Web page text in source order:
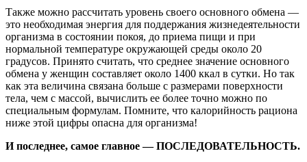
Также можно рассчитать уровень своего основного обмена —
это необходимая энергия для поддержания жизнедеятельности
организма в состоянии покоя, до приема пищи и при
нормальной температуре окружающей среды около 20
градусов. Принято считать, что среднее значение основного
обмена у женщин составляет около 1400 ккал в сутки. Но так
как эта величина связана больше с размерами поверхности
тела, чем с массой, вычислить ее более точно можно по
специальным формулам. Помните, что калорийность рациона
ниже этой цифры опасна для организма!
И последнее, самое главное — ПОСЛЕДОВАТЕЛЬНОСТЬ.